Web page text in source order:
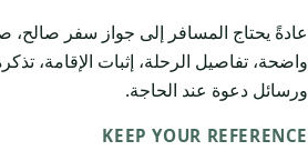
عادةً يحتاج المسافر إلى جواز سفر
واضحة، تفاصيل الرحلة، إثبات الإقامة،
ورسائل دعوة عند الحاجة.
KEEP YOUR REFERENCE